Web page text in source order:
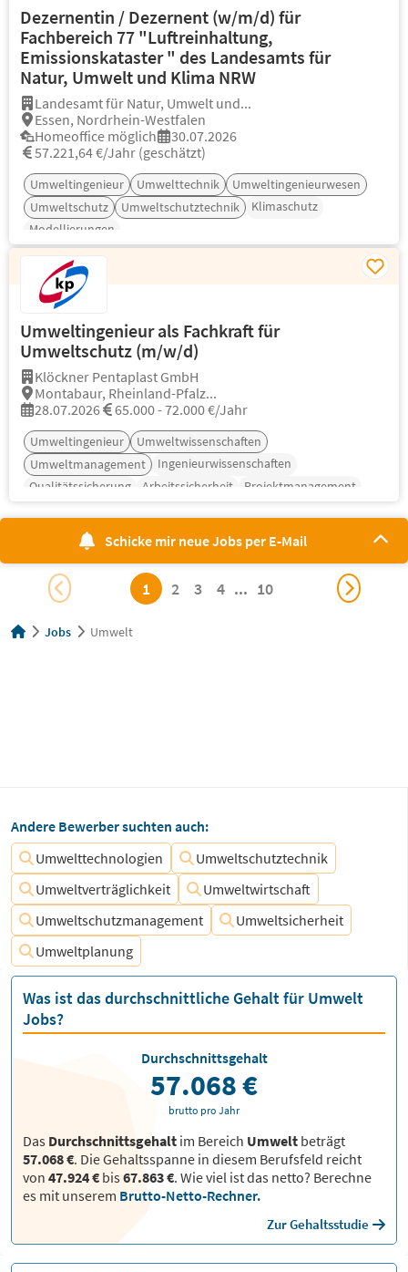
Dezernentin / Dezernent (w/m/d) für
Fachbereich 77 "Luftreinhaltung,
Emissionskataster " des Landesamts für
Natur, Umwelt und Klima NRW
Landesamt für Natur, Umwelt und...
Essen, Nordrhein-Westfalen
Homeoffice möglich
30.07.2026
57.221,64 €/Jahr (geschätzt)
Umweltingenieur Umwelttechnik
Umweltingenieurwesen
Umweltschutz
Umweltschutztechnik
Klimaschutz
Modellierungen
Umweltingenieur als Fachkraft für
Umweltschutz (m/w/d)
Klöckner Pentaplast GmbH
Montabaur, Rheinland-Pfalz...
28.07.2026
65.000 - 72.000 €/Jahr
Umweltingenieur
Umweltwissenschaften
Umweltmanagement
Ingenieurwissenschaften
Qualitätssicherung
Arbeitssicherheit Projektmanagement
Schicke mir neue Jobs per E-Mail
1 2 3 4 ... 10
Jobs Umwelt
Andere Bewerber suchten auch:
Umwelttechnologien
Umweltschutztechnik
Umweltverträglichkeit
Umweltwirtschaft
Umweltschutzmanagement
Umweltsicherheit
Umweltplanung
Was ist das durchschnittliche Gehalt für Umwelt
Jobs?
Das Durchschnittsgehalt im Bereich Umwelt beträgt
57.068 €. Die Gehaltsspanne in diesem Berufsfeld reicht
von 47.924 € bis67.863 €. Wie viel ist das netto? Berechne
es mit unserem Brutto-Netto-Rechner.
Zur Gehaltsstudie
Durchschnittsgehalt
57.068 €
brutto pro Jahr